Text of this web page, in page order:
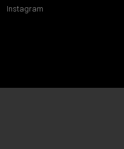
Instagram